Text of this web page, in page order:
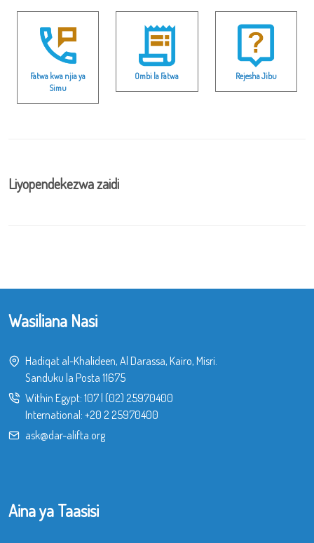
Fatwa kwa njia ya
Simu
Ombi la Fatwa Rejesha Jibu
Liyopendekezwa zaidi
Wasiliana Nasi
Hadiqat al-Khalideen, Al Darassa, Kairo, Misri.
Sanduku la Posta 11675
Within Egypt: 107| (02) 25970400
International: +20 2 25970400
ask@dar-alifta.org
Aina ya Taasisi